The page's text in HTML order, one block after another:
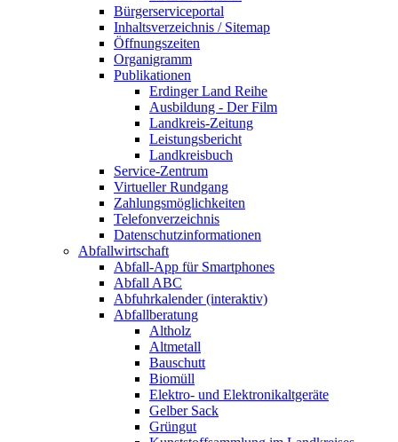
Bürgerserviceportal
Inhaltsverzeichnis / Sitemap
Öffnungszeiten
Organigramm
Publikationen
Erdinger Land Reihe
Ausbildung - Der Film
Landkreis-Zeitung
Leistungsbericht
Landkreisbuch
Service-Zentrum
Virtueller Rundgang
Zahlungsmöglichkeiten
Telefonverzeichnis
Datenschutzinformationen
Abfallwirtschaft
Abfall-App für Smartphones
Abfall ABC
Abfuhrkalender (interaktiv)
Abfallberatung
Altholz
Altmetall
Bauschutt
Biomüll
Elektro- und Elektronikaltgeräte
Gelber Sack
Grüngut